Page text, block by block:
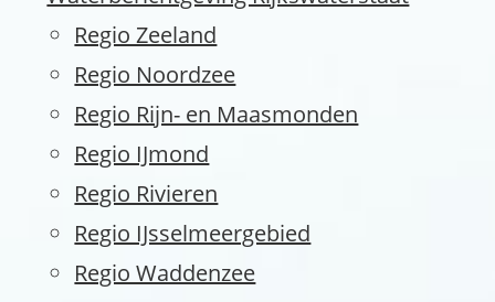
Regio Zeeland
Regio Noordzee
Regio Rijn- en Maasmonden
Regio IJmond
Regio Rivieren
Regio IJsselmeergebied
Regio Waddenzee